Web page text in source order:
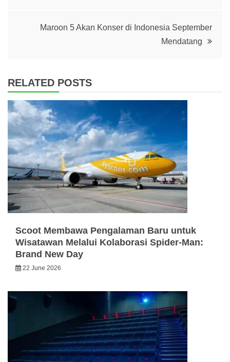
Maroon 5 Akan Konser di Indonesia September
Mendatang
RELATED POSTS
Scoot Membawa Pengalaman Baru untuk
Wisatawan Melalui Kolaborasi Spider-Man:
Brand New Day
22 June 2026